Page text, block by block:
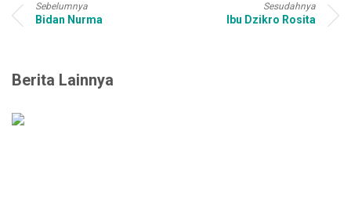
Sebelumnya
Bidan Nurma
Sesudahnya
Ibu Dzikro Rosita
Berita Lainnya